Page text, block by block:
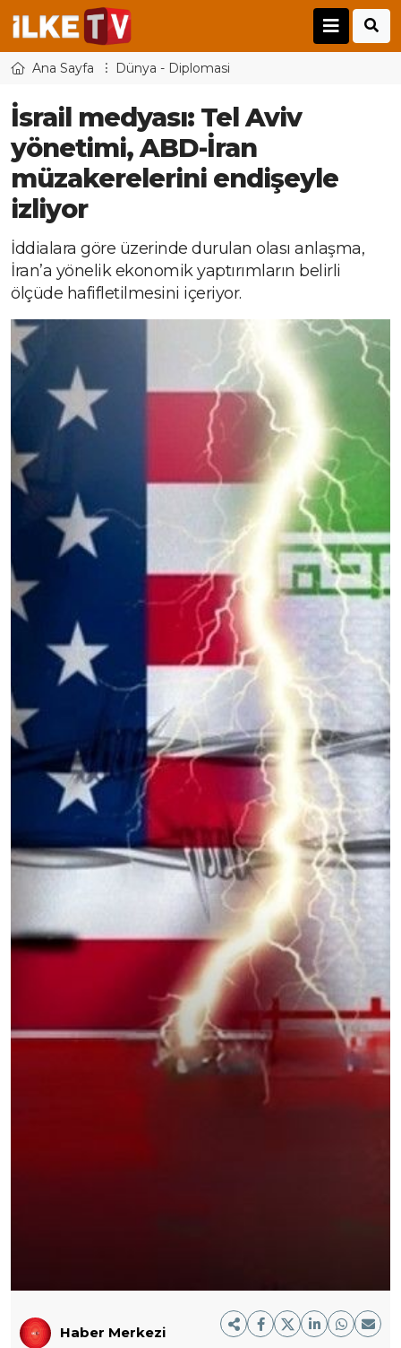
Ana Sayfa Dünya - Diplomasi
İsrail medyası: Tel Aviv
yönetimi, ABD-İran
müzakerelerini endişeyle
izliyor
İddialara göre üzerinde durulan olası anlaşma,
İran’a yönelik ekonomik yaptırımların belirli
ölçüde hafifletilmesini içeriyor.
Haber Merkezi